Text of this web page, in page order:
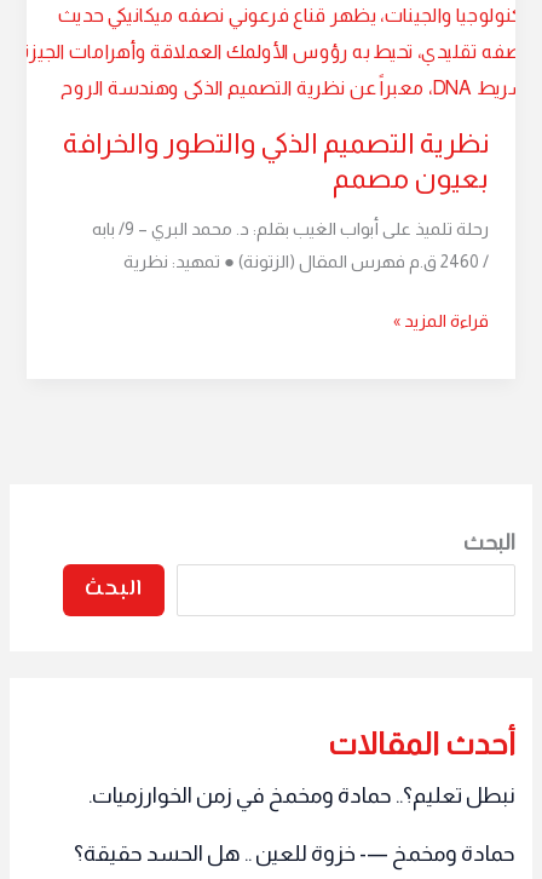
نظرية التصميم الذكي والتطور والخرافة
بعيون مصمم
رحلة تلميذ على أبواب الغيب بقلم: د. محمد البري – 9/ بابه
/ 2460 ق.م فهرس المقال (الزتونة) ● تمهيد: نظرية
التصميم
الذكي
والتطور
بعيون
مصمم
قراءة المزيد »
البحث
البحث
أحدث المقالات
نبطل تعليم؟.. حمادة ومخمخ في زمن الخوارزميات.
حمادة ومخمخ —- خزوة للعين .. هل الحسد حقيقة؟